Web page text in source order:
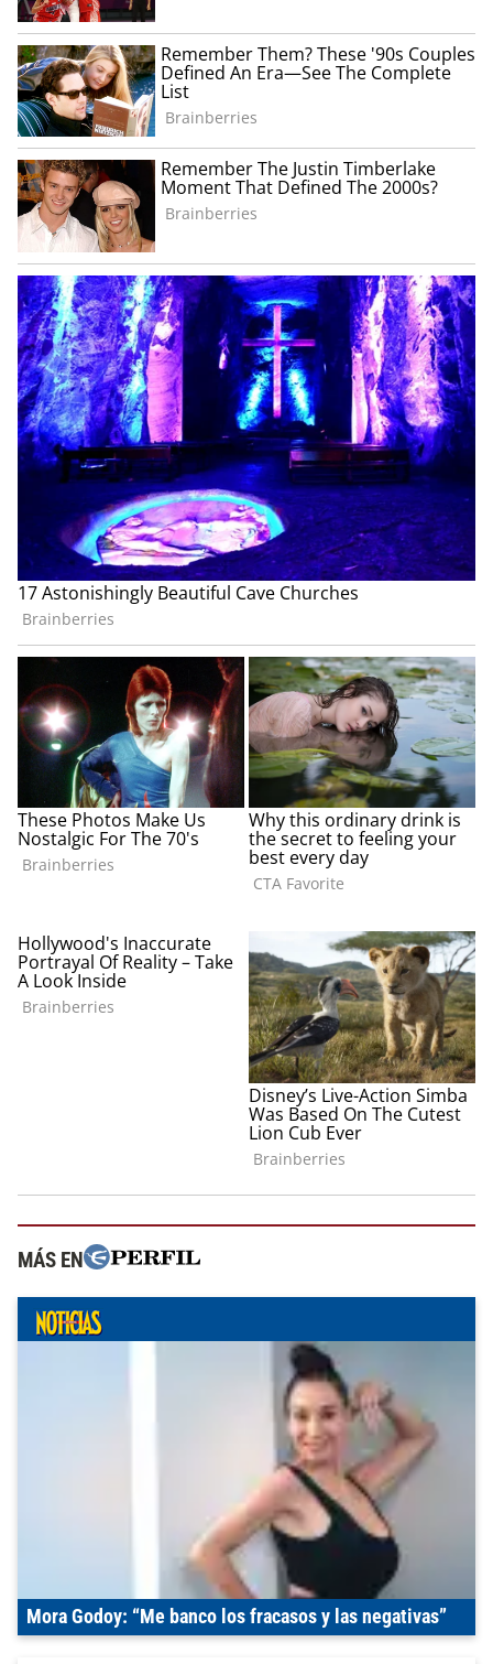
MÁS EN
Mora Godoy: “Me banco los fracasos y las negativas”